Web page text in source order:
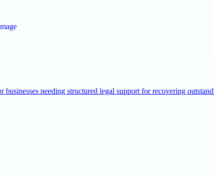
businesses needing structured legal support for recovering